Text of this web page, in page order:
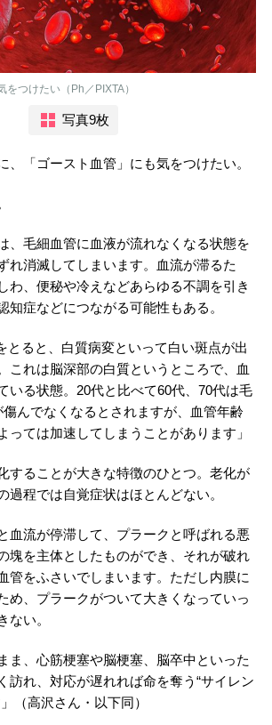
をつけたい（Ph／PIXTA）
写真9枚
、「ゴースト血管」にも気をつけたい。
、毛細血管に血液が流れなくなる状態を
れ消滅してしまいます。血流が滞るた
わ、便秘や冷えなどあらゆる不調を引き
知症などにつながる可能性もある。
とると、白質病変といって白い斑点が出
これは脳深部の白質というところで、血
いる状態。20代と比べて60代、70代は毛
んでなくなるとされますが、血管年齢
っては加速してしまうことがあります」
することが大きな特徴のひとつ。老化が
過程では自覚症状はほとんどない。
血流が停滞して、プラークと呼ばれる悪
塊を主体としたものができ、それが破れ
管をふさいでしまいます。ただし内膜に
め、プラークがついて大きくなっていっ
ない。
ま、心筋梗塞や脳梗塞、脳卒中といった
訪れ、対応が遅れれば命を奪う“サイレン
（高沢さん・以下同）